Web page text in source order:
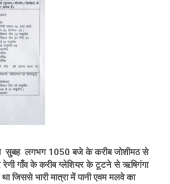
सुबह लगभग 1050 बजे के करीब जोशीमठ से
रेणी गाँव के करीब ग्लेशियर के टूटने से ऋषिगंगा
था जिससे भारी मात्रा में पानी एवम मलवे का